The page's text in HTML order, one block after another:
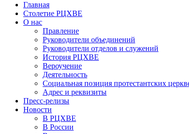
Главная
Столетие РЦХВЕ
О нас
Правление
Руководители объединений
Руководители отделов и служений
История РЦХВЕ
Вероучение
Деятельность
Социальная позиция протестантских
Адрес и реквизиты
Пресс-релизы
Новости
В РЦХВЕ
В России